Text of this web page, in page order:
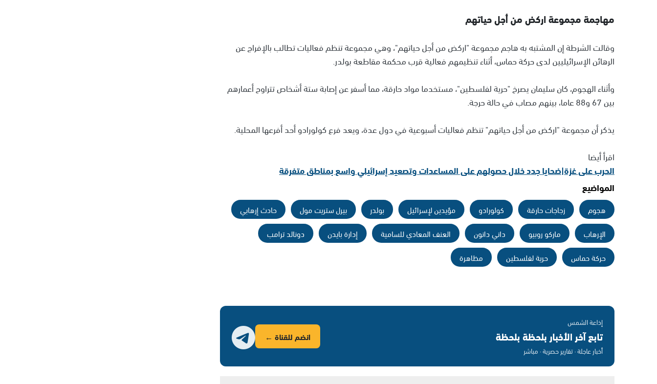
مهاجمة مجموعة اركض من أجل حياتهم
وقالت الشرطة إن المشتبه به هاجم مجموعة "اركض من أجل حياتهم"، وهي مجموعة تنظم فعاليات تطالب بالإفراج عن
الرهائن الإسرائيليين لدى حركة حماس، أثناء تنظيمهم فعالية قرب محكمة مقاطعة بولدر.
وأثناء الهجوم، كان سليمان يصرخ "حرية لفلسطين"، مستخدما مواد حارقة، مما أسفر عن إصابة ستة أشخاص تتراوح أعمارهم
بين 67 و88 عاما، بينهم مصاب في حالة حرجة.
يذكر أن مجموعة "اركض من أجل حياتهم" تنظم فعاليات أسبوعية في دول عدة، ويعد فرع كولورادو أحد أفرعها المحلية.
اقرأ أيضا
الحرب على غزة|ضحايا جدد خلال حصولهم على المساعدات وتصعيد إسرائيلي واسع بمناطق متفرقة
المواضيع
هجوم زجاجات حارقة كولورادو مؤيدين لإسرائيل بولدر بيرل ستريت مول
حادث إرهابي
الإرهاب
ماركو روبيو داني دانون العنف المعادي للسامية إدارة بايدن
دونالد ترامب
حركة حماس
حرية لفلسطين مظاهرة
إذاعة الشمس
تابع آخر الأخبار بلحظة بلحظة
أخبار عاجلة · تقارير حصرية · مباشر
انضم للقناة ←